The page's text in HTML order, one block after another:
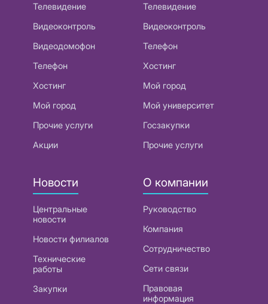
Телевидение
Видеоконтроль
Видеодомофон
Телефон
Хостинг
Мой город
Прочие услуги
Акции
Телевидение
Видеоконтроль
Телефон
Хостинг
Мой город
Мой университет
Госзакупки
Прочие услуги
Новости
Центральные
новости
Новости филиалов
Технические
работы
Закупки
О компании
Руководство
Компания
Сотрудничество
Сети связи
Правовая
информация